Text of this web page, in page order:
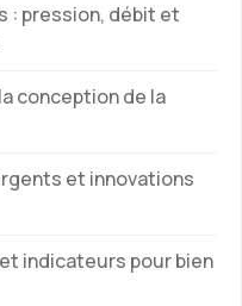
: pression, débit et
conception de la
et innovations
indicateurs pour bien